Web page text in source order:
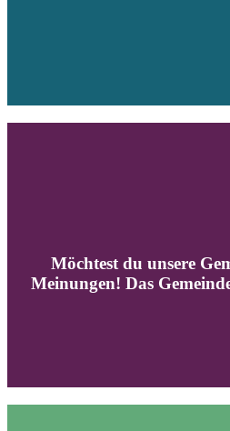
Möchtest du unsere
Meinungen! Das